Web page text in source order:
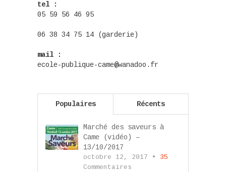
tel :
05 59 56 46 95
06 38 34 75 14 (garderie)
mail :
ecole-publique-came@wanadoo.fr
Populaires Récents
Marché des saveurs à
Came (vidéo) –
13/10/2017
octobre 12, 2017 • 35
Commentaires